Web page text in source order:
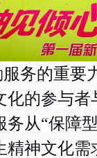
务的重要
化的参与
务从“保障
精神文化